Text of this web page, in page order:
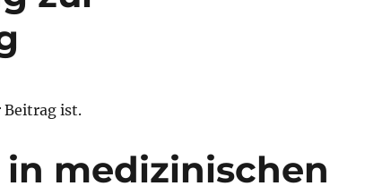
Beitrag ist.
medizinischen